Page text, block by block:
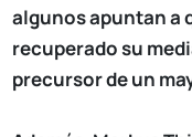
algunos apuntan a
recuperado su
precursor de un